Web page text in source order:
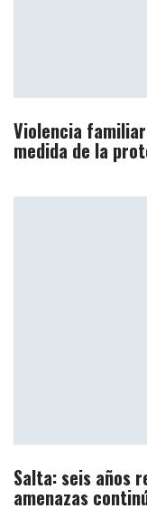
Violencia
medida de la
Salta: seis años
amenazas